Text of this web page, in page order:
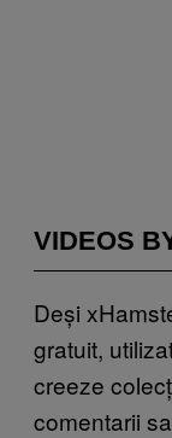
VIDEOS
Deși
gratuit,
creeze
comentarii